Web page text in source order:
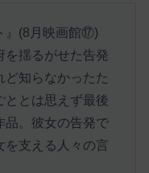
』(8月映画館⑰)
を揺るがせた告発
ど知らなかったた
ととは思えず最後
品。彼女の告発で
を支える人々の言